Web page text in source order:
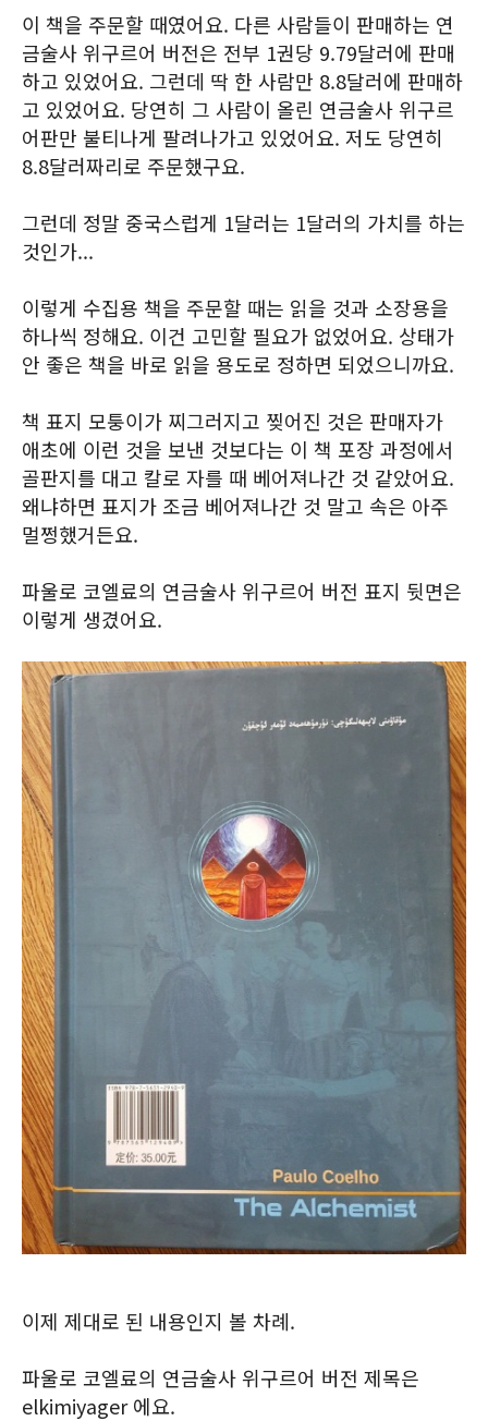
이 책을 주문할 때였어요. 다른 사람들이 판매하는 연
금술사 위구르어 버전은 전부 1권당 9.79달러에 판매
하고 있었어요. 그런데 딱 한 사람만 8.8달러에 판매하
고 있었어요. 당연히 그 사람이 올린 연금술사 위구르
어판만 불티나게 팔려나가고 있었어요. 저도 당연히
8.8달러짜리로 주문했구요.
그런데 정말 중국스럽게 1달러는 1달러의 가치를 하는
것인가...
이렇게 수집용 책을 주문할 때는 읽을 것과 소장용을
하나씩 정해요. 이건 고민할 필요가 없었어요. 상태가
안 좋은 책을 바로 읽을 용도로 정하면 되었으니까요.
책 표지 모퉁이가 찌그러지고 찢어진 것은 판매자가
애초에 이런 것을 보낸 것보다는 이 책 포장 과정에서
골판지를 대고 칼로 자를 때 베어져나간 것 같았어요.
왜냐하면 표지가 조금 베어져나간 것 말고 속은 아주
멀쩡했거든요.
파울로 코엘료의 연금술사 위구르어 버전 표지 뒷면은
이렇게 생겼어요.
이제 제대로 된 내용인지 볼 차례.
파울로 코엘료의 연금술사 위구르어 버전 제목은
elkimiyager 에요.